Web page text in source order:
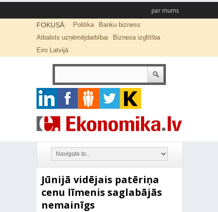
par mums
FOKUSĀ: Politika
Banku bizness
Atbalsts uzņēmējdarbībai
Biznesa izglītība
Eiro Latvijā
Jūnijā vidējais patēriņa
cenu līmenis saglabājās
nemainīgs